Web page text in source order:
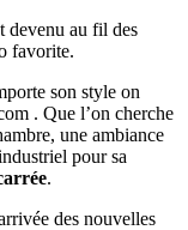
devenu au fil des
favorite.
son style on
. Que l’on cherche
une ambiance
pour sa
.
des nouvelles